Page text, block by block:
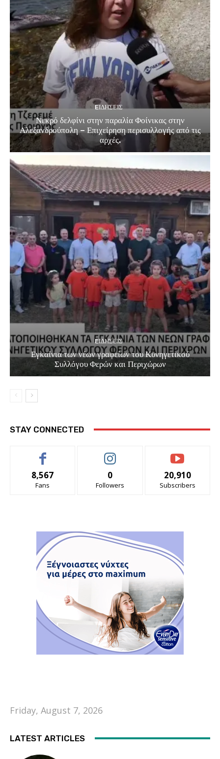
EΙΔΗΣΕΙΣ
Νεκρό δελφίνι στην παραλία Φοίνικας στην
Αλεξανδρούπολη – Επιχείρηση περισυλλογής από τις
αρχές.
EΙΔΗΣΕΙΣ
Εγκαίνια των νέων γραφείων του Κυνηγετικού
Συλλόγου Φερών και Περιχώρων
STAY CONNECTED
8,567
Fans
0
Followers
20,910
Subscribers
Friday, August 7, 2026
LATEST ARTICLES